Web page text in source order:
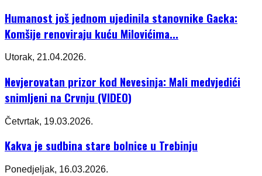
Humanost još jednom ujedinila stanovnike Gacka:
Komšije renoviraju kuću Milovićima...
Utorak, 21.04.2026.
Nevjerovatan prizor kod Nevesinja: Mali medvjedići
snimljeni na Crvnju (VIDEO)
Četvrtak, 19.03.2026.
Kakva je sudbina stare bolnice u Trebinju
Ponedjeljak, 16.03.2026.